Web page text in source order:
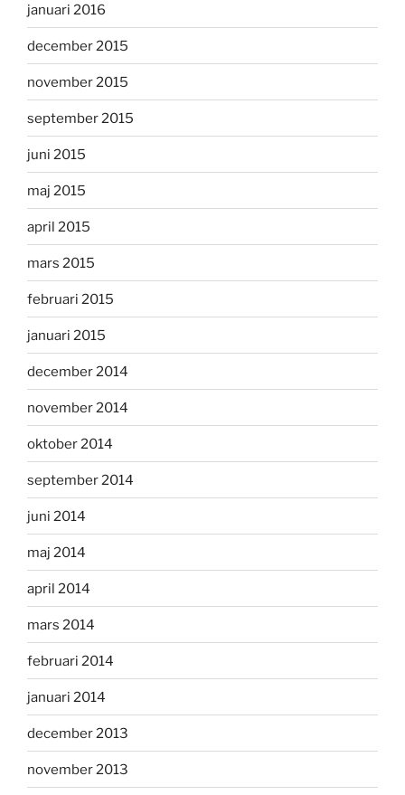
januari 2016
december 2015
november 2015
september 2015
juni 2015
maj 2015
april 2015
mars 2015
februari 2015
januari 2015
december 2014
november 2014
oktober 2014
september 2014
juni 2014
maj 2014
april 2014
mars 2014
februari 2014
januari 2014
december 2013
november 2013